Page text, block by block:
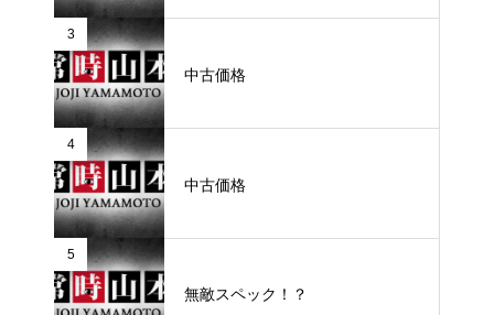
3
中古価格
4
中古価格
5
無敵スペック！？